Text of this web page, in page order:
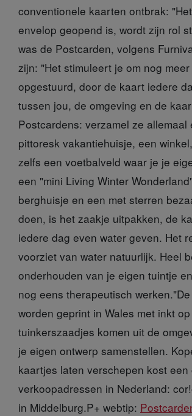
conventionele kaarten ontbrak:
envelop geopend is, wordt zijn rol
was de Postcarden, volgens
zijn: "Het stimuleert je om nog
opgestuurd, door de kaart iedere
tussen jou, de omgeving en de
Postcardens: verzamel ze
pittoresk vakantiehuisje, een
zelfs een voetbalveld waar je je
een "mini Living Winter
berghuisje en een met sterren
doen, is het zaakje uitpakken, de
iedere dag even water geven. Het
voorziet van water natuurlijk. Heel
onderhouden van je eigen tuintje
nog eens therapeutisch
worden geprint in Wales met inkt
tuinkerszaadjes komen uit de
je eigen ontwerp samenstellen.
kaartjes laten verschepen kost
verkoopadressen in Nederland:
in Middelburg.P+ webtip: